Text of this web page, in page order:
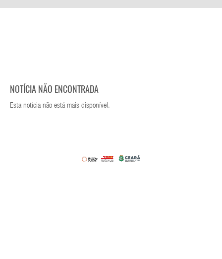
NOTÍCIA NÃO ENCONTRADA
Esta notícia não está mais disponível.